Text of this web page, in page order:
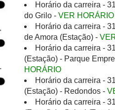
Horário da carreira -
do Grilo - VER HORÁRIO
Horário da carreira -
de Amora (Estação) -
Horário da carreira -
(Estação) - Parque
HORÁRIO
Horário da carreira -
(Estação) - Redondos -
Horário da carreira -